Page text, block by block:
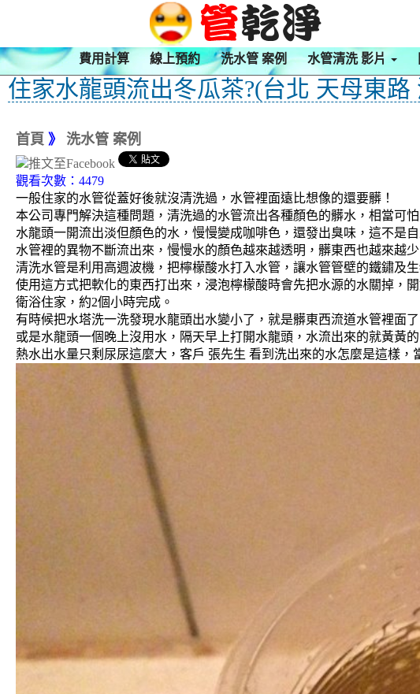
費用計算 線上預約 洗水管 案例 水管清洗 影片
住家水龍頭流出冬瓜茶?(台北 天母東路
首頁 》 洗水管 案例
觀看次數：4479
一般住家的水管從蓋好後就沒清洗過，水管裡面遠比想像的還要髒！
本公司專門解決這種問題，清洗過的水管流出各種顏色的髒水，相當可怕
水龍頭一開流出淡但顏色的水，慢慢變成咖啡色，還發出臭味，這不是
水管裡的異物不斷流出來，慢慢水的顏色越來越透明，髒東西也越來越
清洗水管是利用高週波機，把檸檬酸水打入水管，讓水管管壁的鐵鏽及
使用這方式把軟化的東西打出來，浸泡檸檬酸時會先把水源的水關掉，
衛浴住家，約2個小時完成。
有時候把水塔洗一洗發現水龍頭出水變小了，就是髒東西流道水管裡面了
或是水龍頭一個晚上沒用水，隔天早上打開水龍頭，水流出來的就黃黃
熱水出水量只剩尿尿這麼大，客戶 張先生 看到洗出來的水怎麼是這樣，